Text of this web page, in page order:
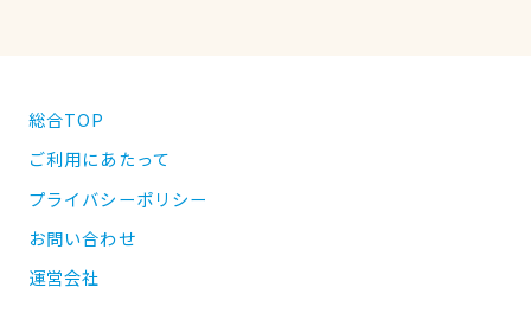
総合TOP
ご利用にあたって
プライバシーポリシー
お問い合わせ
運営会社